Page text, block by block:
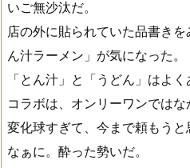
いご無沙汰だ。
店の外に貼られていた品書き
ん汁ラーメン」が気になった。
「とん汁」と「うどん」はよ
コラボは、オンリーワンではな
変化球すぎて、今まで頼もうと
なぁに。酔った勢いだ。